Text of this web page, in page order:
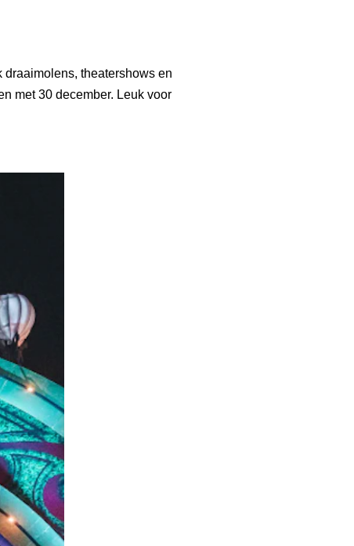
draaimolens, theatershows en
met 30 december. Leuk voor